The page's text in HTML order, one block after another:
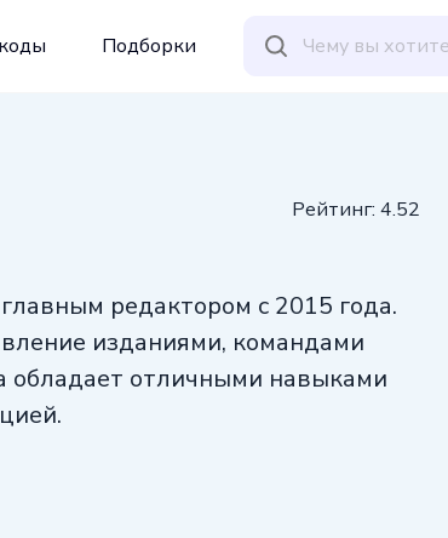
Подборки
Рейтинг: 4.52
редактором с 2015 года.
изданиями, командами
обладает отличными навыками